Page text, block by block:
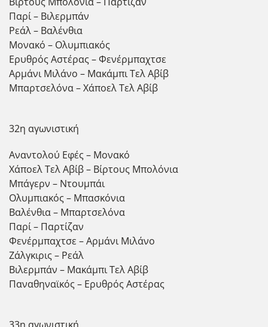
Παρί – Βιλερμπάν
Ρεάλ – Βαλένθια
Μονακό – Ολυμπιακός
Ερυθρός Αστέρας – Φενέρμπαχτσε
Αρμάνι Μιλάνο – Μακάμπι Τελ Αβίβ
Μπαρτσελόνα – Χάποελ Τελ Αβίβ
32η αγωνιστική
Αναντολού Εφές – Μονακό
Χάποελ Τελ Αβίβ – Βίρτους Μπολόνια
Μπάγερν – Ντουμπάι
Ολυμπιακός – Μπασκόνια
Βαλένθια – Μπαρτσελόνα
Παρί – Παρτίζαν
Φενέρμπαχτσε – Αρμάνι Μιλάνο
Ζάλγκιρις – Ρεάλ
Βιλερμπάν – Μακάμπι Τελ Αβίβ
Παναθηναϊκός – Ερυθρός Αστέρας